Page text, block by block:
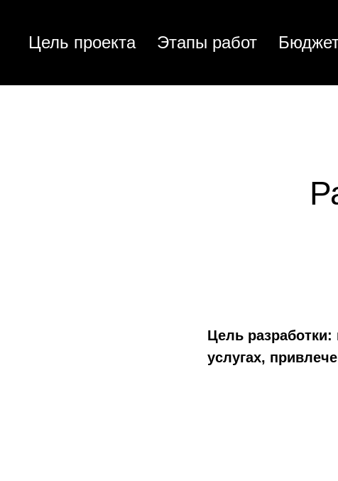
Цель проекта Этапы работ
Цель
услугах,